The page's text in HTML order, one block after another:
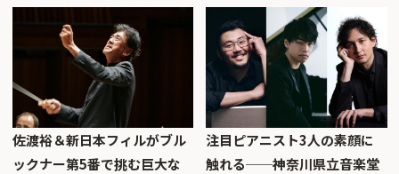
佐渡裕＆新日本フィルがブル
ックナー第5番で挑む巨大な
注目ピアニスト3人の素顔に
触れる──神奈川県立音楽堂